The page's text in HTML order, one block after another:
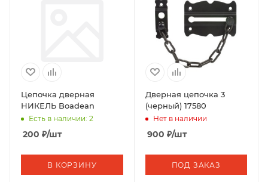
Цепочка дверная
НИКЕЛЬ Boadean
Есть в наличии: 2
200 ₽/шт
В КОРЗИНУ
Дверная цепочка 3
(черный) 17580
Нет в наличии
900 ₽/шт
ПОД ЗАКАЗ